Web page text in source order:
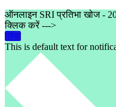
ऑनलाइन SRI प्रतिभा खोज -
क्लिक करें --->
लिंक
This is default text for